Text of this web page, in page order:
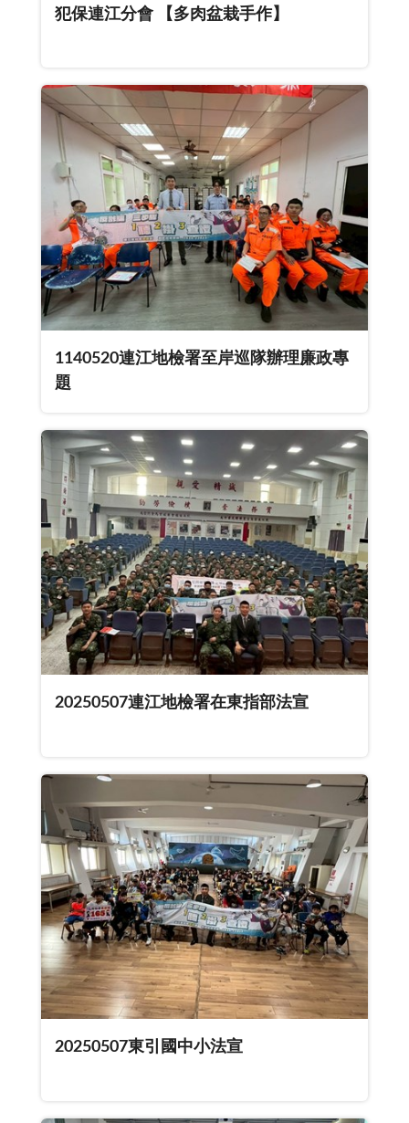
犯保連江分會 【多肉盆栽手作】
1140520連江地檢署至岸巡隊辦理廉政專
題
20250507連江地檢署在東指部法宣
20250507東引國中小法宣